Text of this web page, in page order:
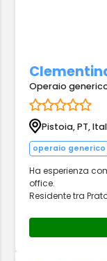
Operaio
Pistoia, PT,
operaio generico
Ha esperienza
office.
Residente tra